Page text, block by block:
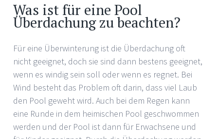
Was ist für eine Pool
Überdachung zu beachten?
Für eine Überwinterung ist die Überdachung oft
nicht geeignet, doch sie sind dann bestens geeignet,
wenn es windig sein soll oder wenn es regnet. Bei
Wind besteht das Problem oft darin, dass viel Laub
den Pool geweht wird. Auch bei dem Regen kann
eine Runde in dem heimischen Pool geschwommen
werden und der Pool ist dann für Erwachsene und